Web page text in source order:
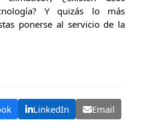
Y quizás lo más
ponerse al servicio de la
LinkedIn Email